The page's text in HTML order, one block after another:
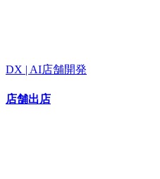
DX | AI店舗開発
店舗出店